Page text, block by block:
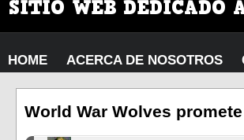
HOME ACERCA DE NOSOTROS
World War Wolves